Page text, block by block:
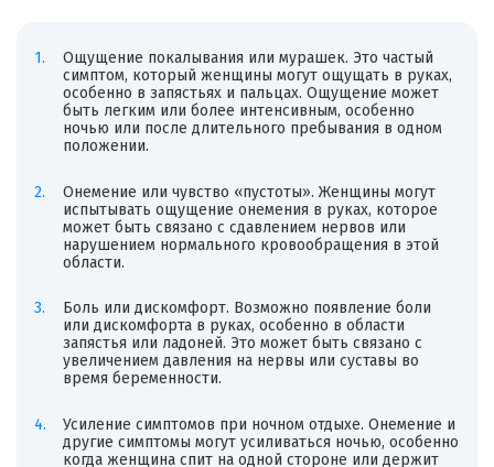
Ощущение покалывания или мурашек. Это частый
симптом, который женщины могут ощущать в руках,
особенно в запястьях и пальцах. Ощущение может
быть легким или более интенсивным, особенно
ночью или после длительного пребывания в одном
положении.
Онемение или чувство «пустоты». Женщины могут
испытывать ощущение онемения в руках, которое
может быть связано с сдавлением нервов или
нарушением нормального кровообращения в этой
области.
Боль или дискомфорт. Возможно появление боли
или дискомфорта в руках, особенно в области
запястья или ладоней. Это может быть связано с
увеличением давления на нервы или суставы во
время беременности.
Усиление симптомов при ночном отдыхе. Онемение и
другие симптомы могут усиливаться ночью, особенно
когда женщина спит на одной стороне или держит